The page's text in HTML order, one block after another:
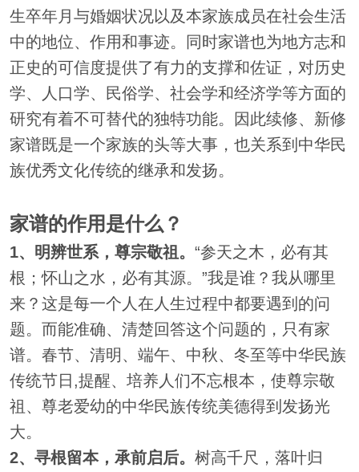
生卒年月与婚姻状况以及本家族成员在社会生活
中的地位、作用和事迹。同时家谱也为地方志和
正史的可信度提供了有力的支撑和佐证，对历史
学、人口学、民俗学、社会学和经济学等方面的
研究有着不可替代的独特功能。因此续修、新修
家谱既是一个家族的头等大事，也关系到中华民
族优秀文化传统的继承和发扬。
家谱的作用是什么？
1、明辨世系，尊宗敬祖。 “参天之木，必有其
根；怀山之水，必有其源。”我是谁？我从哪里
来？这是每一个人在人生过程中都要遇到的问
题。而能准确、清楚回答这个问题的，只有家
谱。春节、清明、端午、中秋、冬至等中华民族
传统节日,提醒、培养人们不忘根本，使尊宗敬
祖、尊老爱幼的中华民族传统美德得到发扬光
大。
2、寻根留本，承前启后。 树高千尺，落叶归